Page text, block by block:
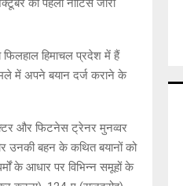
को पहला नोटिस जारी
हिमाचल प्रदेश में हैं
में अपने बयान दर्ज कराने के
और फिटनेस ट्रेनर मुनव्वर
बहन के कथित बयानों को
के आधार पर विभिन्न समूहों के